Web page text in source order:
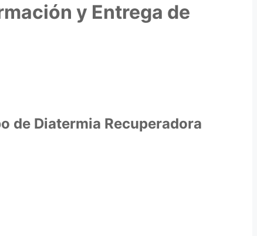
y Entrega de
de Diatermia Recuperadora